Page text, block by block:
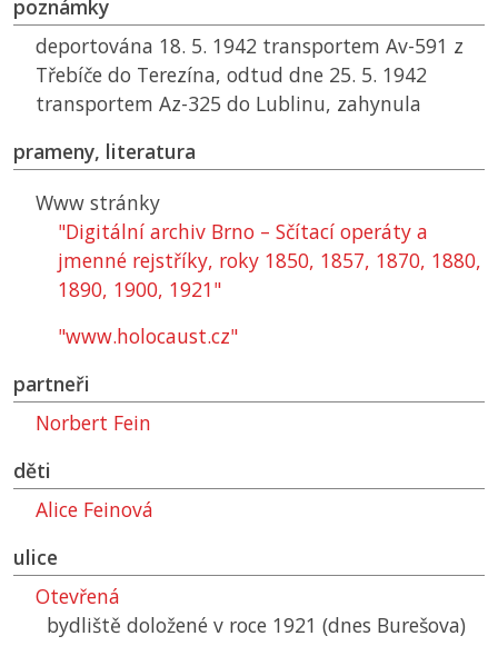
poznámky
deportována 18. 5. 1942 transportem Av-591 z
Třebíče do Terezína, odtud dne 25. 5. 1942
transportem Az-325 do Lublinu, zahynula
prameny, literatura
Www stránky
"Digitální archiv Brno – Sčítací operáty a
jmenné rejstříky, roky 1850, 1857, 1870, 1880,
1890, 1900, 1921"
"www.holocaust.cz"
partneři
Norbert Fein
děti
Alice Feinová
ulice
Otevřená
bydliště doložené v roce 1921 (dnes Burešova)